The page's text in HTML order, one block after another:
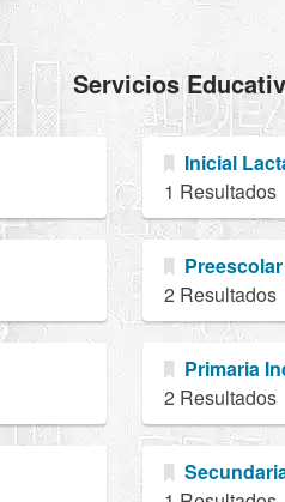
Servicios
Inicial
1 Resultados
2 Resultados
Primaria
2 Resultados